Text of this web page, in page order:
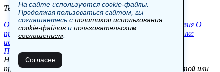
Тел.: +7 (921) 720-00-97
Общество Экономика Контакты В мире Происшествия О
проекте Шоу-бизнес Политика Пресс-релизы
Политика
использования cookie-файлов
Пользовательское соглашение
Новости, аналитика, прогнозы и другие материалы,
представленные на данном сайте, не являются офертой или
На сайте используются cookie-файлы.
Продолжая пользоваться сайтом, вы
соглашаетесь с политикой использования
cookie-файлов и пользовательским
соглашением
Согласен